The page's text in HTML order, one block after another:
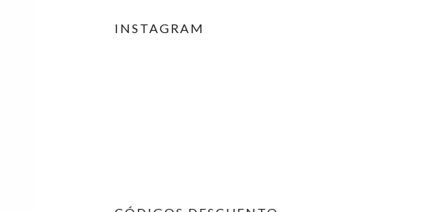
INSTAGRAM